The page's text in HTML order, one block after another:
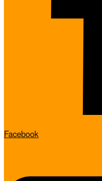
Facebook